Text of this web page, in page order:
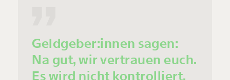
Geldgeber:innen sagen:
Na gut, wir vertrauen euch.
Es wird nicht kontrolliert,